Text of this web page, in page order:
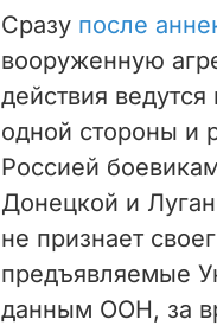
Сразу после
вооруженную
действия
одной стороны и
Россией
Донецкой и
не признает
предъявляемые
данным ООН, за